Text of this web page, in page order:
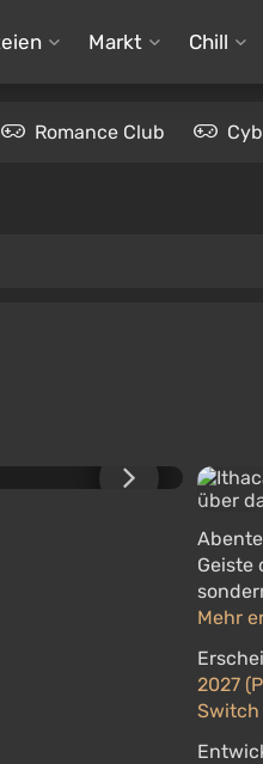
Markt Chill
Romance Club
Geiste
Mehr
2027
Switch